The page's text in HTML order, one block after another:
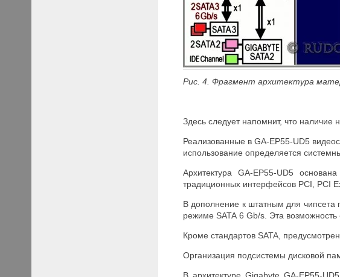
Рис. 4. Фрагмент архитектура
Здесь следует напомнит, что наличие
Реализованные в GA-EP55-UD5
использование определяется
Архитектура GA-EP55-UD5
традиционных интерфейсов PCI, PCI
В дополнение к штатным для чипсета
режиме SATA 6 Gb/s. Эта
Кроме стандартов SATA,
Организация подсистемы дисковой